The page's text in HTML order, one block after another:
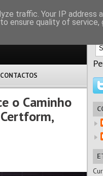
CONTACTOS
o Caminho
traffic. Your IP address
ensure quality of service,